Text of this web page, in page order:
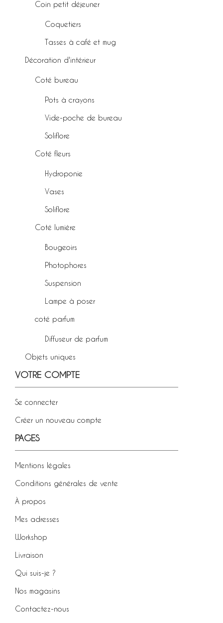
Coin petit déjeuner
Coquetiers
Tasses à café et mug
Décoration d'intérieur
Coté bureau
Pots à crayons
Vide-poche de bureau
Soliflore
Coté fleurs
Hydroponie
Vases
Soliflore
Coté lumière
Bougeoirs
Photophores
Suspension
Lampe à poser
coté parfum
Diffuseur de parfum
Objets uniques
VOTRE COMPTE
Se connecter
Créer un nouveau compte
PAGES
Mentions légales
Conditions générales de vente
À propos
Mes adresses
Workshop
Livraison
Qui suis-je ?
Nos magasins
Contactez-nous